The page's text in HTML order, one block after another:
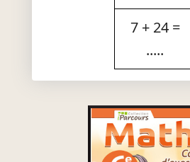
7 + 24 =
.....